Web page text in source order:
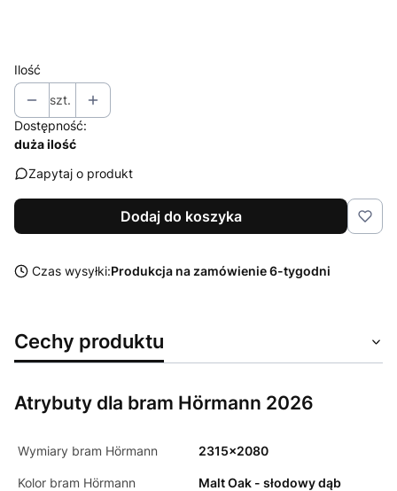
Ilość
szt.
Dostępność:
duża ilość
Zapytaj o produkt
Dodaj do koszyka
Czas wysyłki:Produkcja na zamówienie 6-tygodni
Cechy produktu
Atrybuty dla bram Hörmann 2026
Wymiary bram Hörmann 2315x2080
Kolor bram Hörmann
Malt Oak - słodowy dąb